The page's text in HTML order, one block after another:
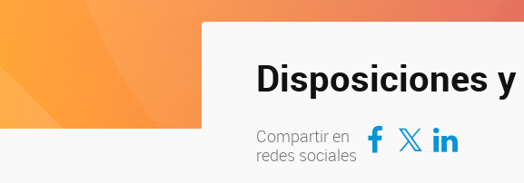
Disposiciones
Compartir en
redes sociales
Compartir en Facebook
Compartir en TwitterCompartir en LinkedIn